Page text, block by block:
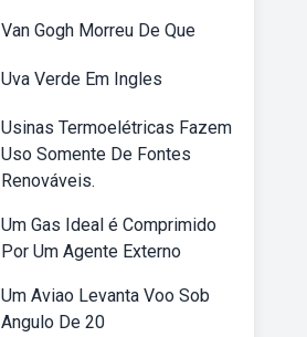
Van Gogh Morreu De Que
Uva Verde Em Ingles
Usinas Termoelétricas Fazem
Uso Somente De Fontes
Renováveis.
Um Gas Ideal é Comprimido
Por Um Agente Externo
Um Aviao Levanta Voo Sob
Angulo De 20